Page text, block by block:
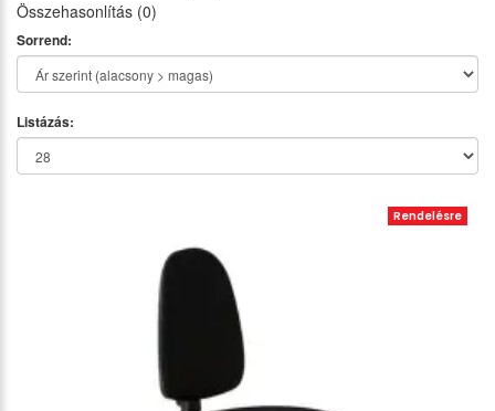
Összehasonlítás (0)
Sorrend:
Listázás:
Rendelésre